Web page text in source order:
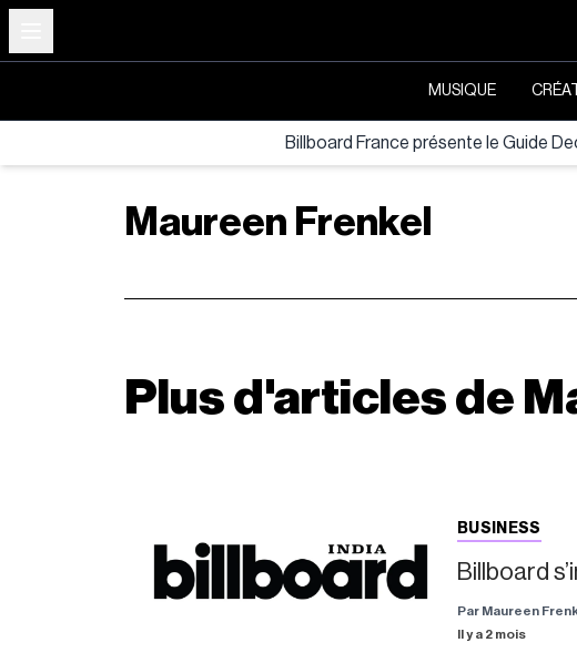
MUSIQUE
Billboard France présente le Guide
Maureen Frenkel
Plus d'articles de
BUSINESS
Billboard
Par Maureen
Il y a 2 mois